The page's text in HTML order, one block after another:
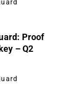
Proof
– Q2